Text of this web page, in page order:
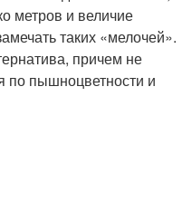
метров и величие
таких «мелочей».
причем не
по пышноцветности и